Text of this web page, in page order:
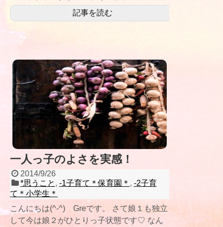
をいうので… 次女の娘２
記事を読む
一人っ子のよさを実感！
2014/9/26
*思うこと , -1子育て＊保育園＊ , -2子育
て＊小学生＊
こんにちは(^-^) Greです。 さて娘１も独立
して今は娘２がひとりっ子状態です♡ なん